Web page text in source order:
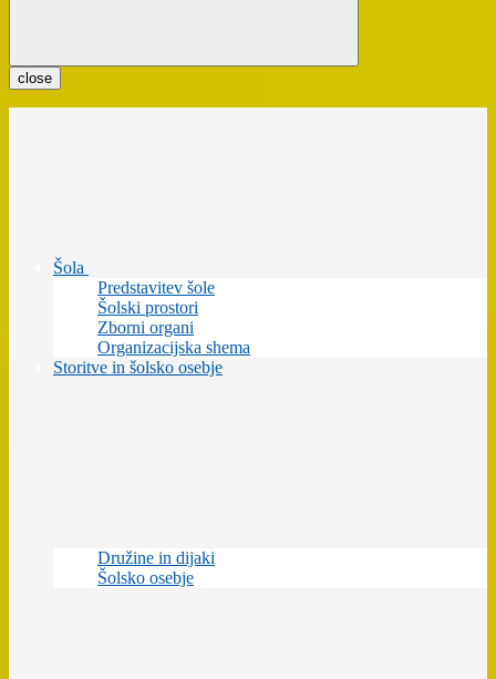
close
Šola
Predstavitev šole
Šolski prostori
Zborni organi
Organizacijska shema
Storitve in šolsko osebje
Družine in dijaki
Šolsko osebje